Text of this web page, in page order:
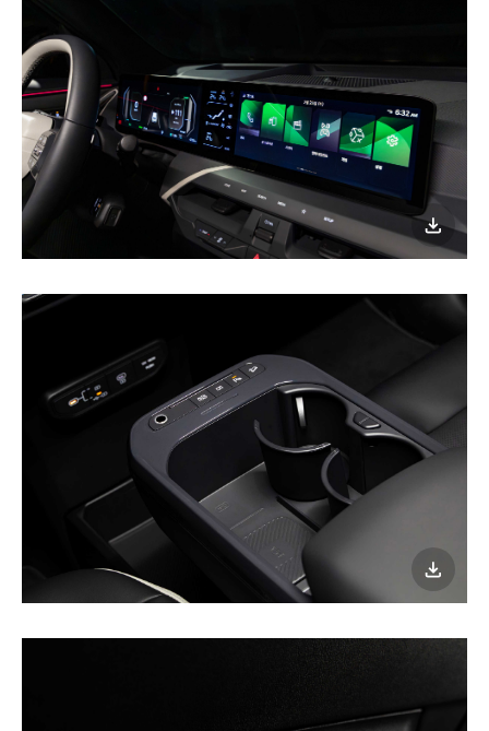
이미지
다운로드
이미지
다운로드